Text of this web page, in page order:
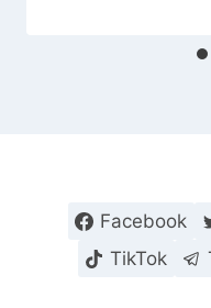
Facebook
TikTok